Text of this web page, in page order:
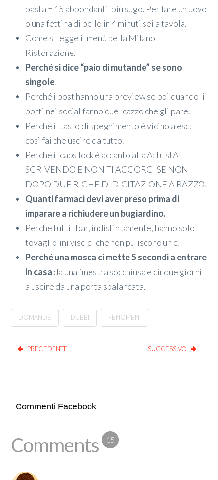
pasta = 15 abbondanti, più sugo. Per fare un uovo
o una fettina di pollo in 4 minuti sei a tavola.
Come si legge il menù della Milano
Ristorazione.
Perché si dice “paio di mutande” se sono
singole.
Perché i post hanno una preview se poi quando li
porti nei social fanno quel cazzo che gli pare.
Perché il tasto di spegnimento è vicino a esc,
così fai che uscire da tutto.
Perché il caps lock è accanto alla A: tu stAI
SCRIVENDO E NON TI ACCORGI SE NON
DOPO DUE RIGHE DI DIGITAZIONE A RAZZO.
Quanti farmaci devi aver preso prima di
imparare a richiudere un bugiardino.
Perché tutti i bar, indistintamente, hanno solo
tovagliolini viscidi che non puliscono un c.
Perché una mosca ci mette 5 secondi a entrare
in casa da una finestra socchiusa e cinque giorni
a uscire da una porta spalancata.
,
DOMANDE DUBBI FENOMENI
PRECEDENTE SUCCESSIVO
Commenti Facebook
Comments 15